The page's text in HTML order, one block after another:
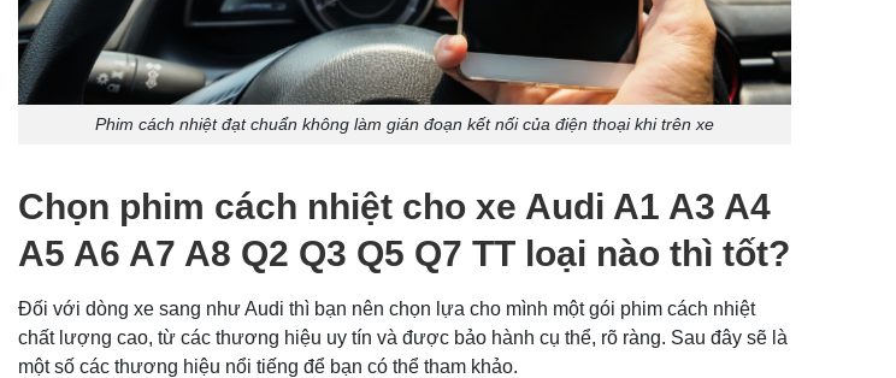
Phim cách nhiệt đạt chuẩn không làm gián đoạn kết nối của điện thoại khi trên xe
Chọn phim cách nhiệt cho xe Audi A1 A3 A4
A5 A6 A7 A8 Q2 Q3 Q5 Q7 TT loại nào thì tốt?
Đối với dòng xe sang như Audi thì bạn nên chọn lựa cho mình một gói phim cách nhiệt
chất lượng cao, từ các thương hiệu uy tín và được bảo hành cụ thể, rõ ràng. Sau đây sẽ là
một số các thương hiệu nổi tiếng để bạn có thể tham khảo.